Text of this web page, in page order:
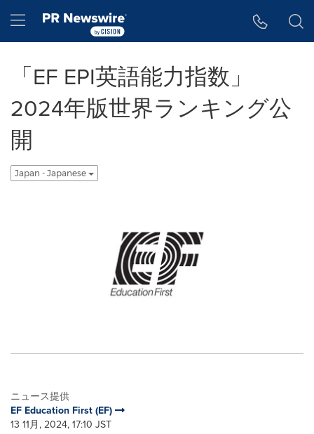
Hamburger menu
「EF EPI英語能力指数」
2024年版世界ランキング公
開
Japan - Japanese
ニュース提供
EF Education First (EF)
13 11月, 2024, 17:10 JST